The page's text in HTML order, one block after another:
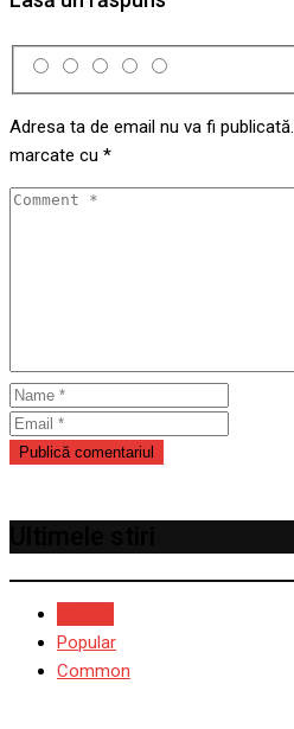
Adresa ta de email nu va fi publicată.
marcate cu *
Popular
Common